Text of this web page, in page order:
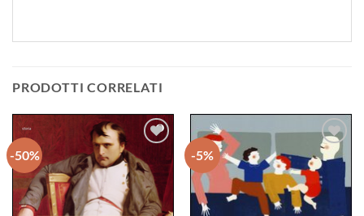
PRODOTTI CORRELATI
-50%
Aggiungi
alla lista
dei
-5%
Aggiungi
alla lista